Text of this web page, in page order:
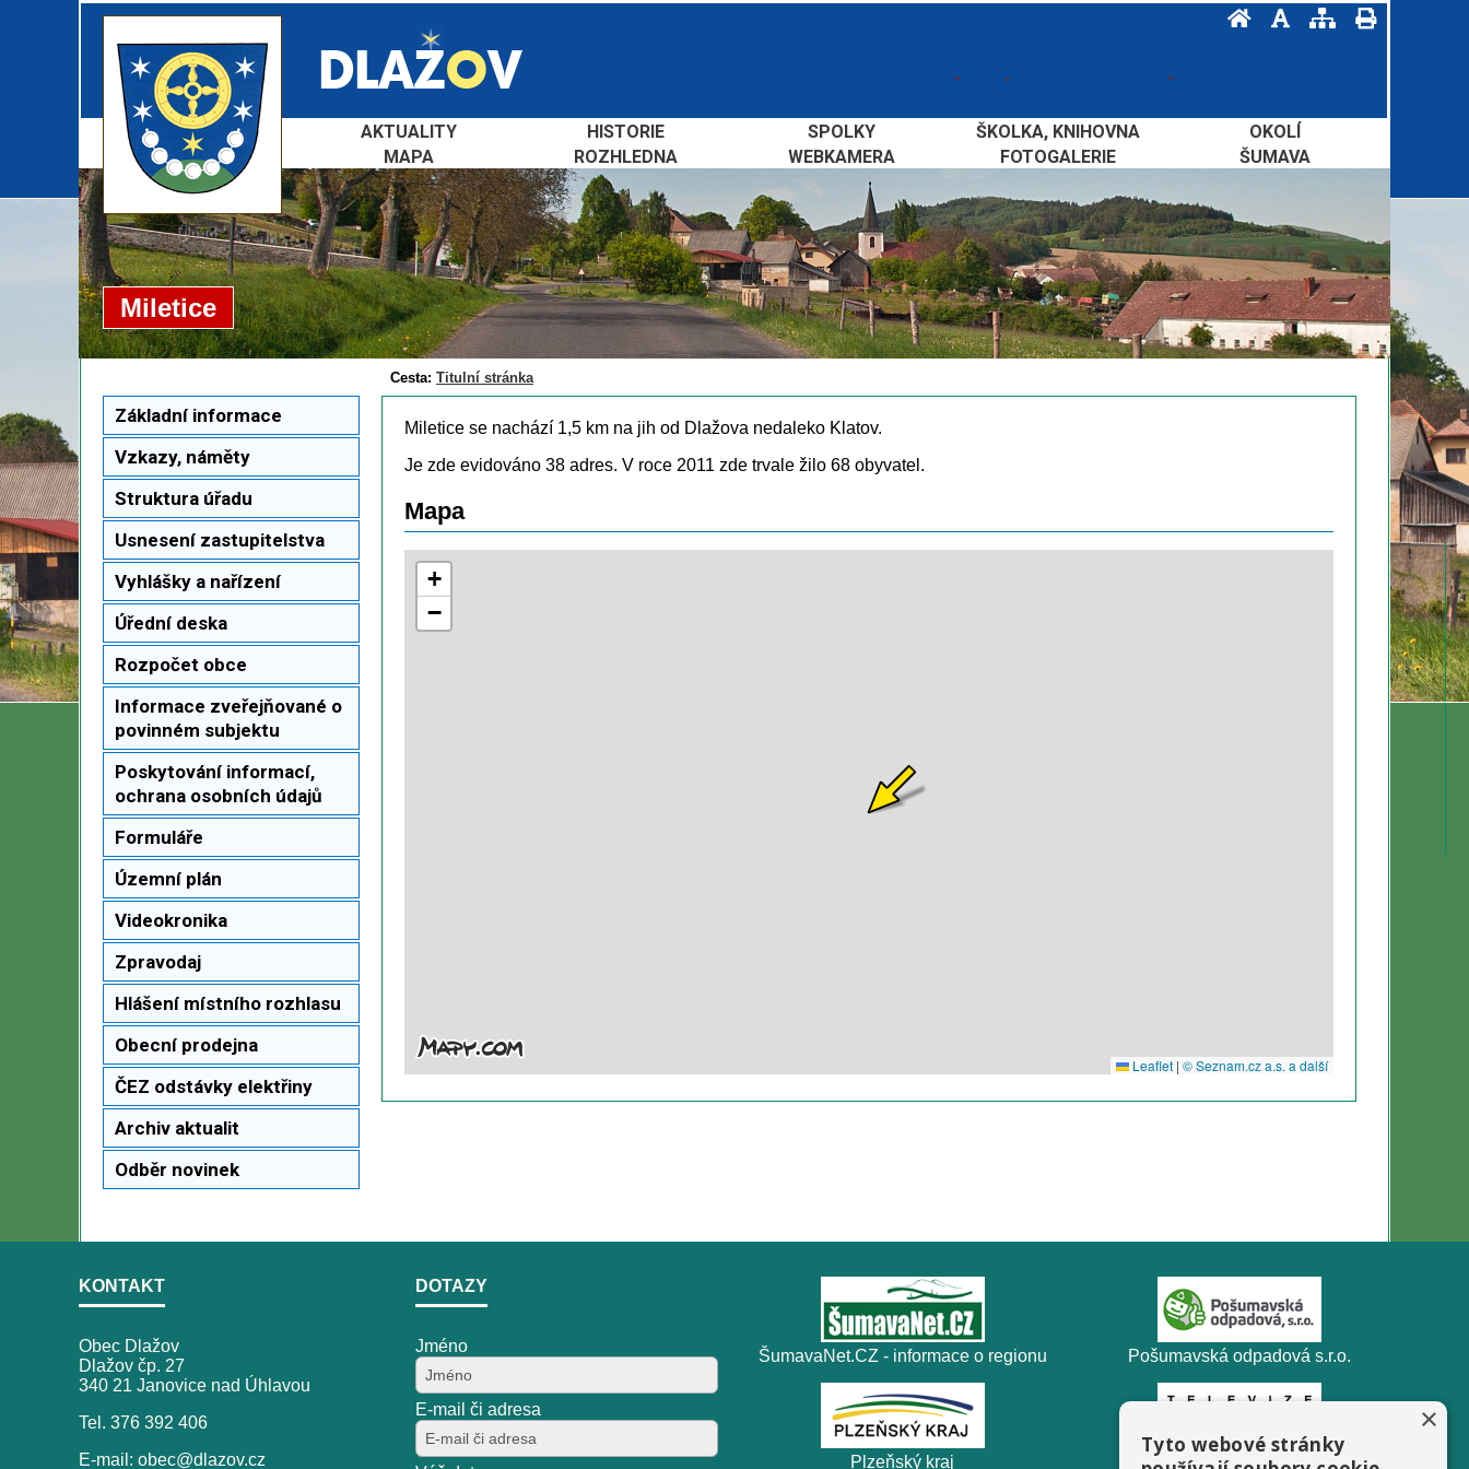
AKTUALITY HISTORIE SPOLKY ŠKOLKA, KNIHOVNA
OKOLÍ
MAPA
ROZHLEDNA WEBKAMERA FOTOGALERIE ŠUMAVA
Miletice
Cesta: Titulní stránka
Základní informace
Vzkazy, náměty
Struktura úřadu
Usnesení zastupitelstva
Vyhlášky a nařízení
Úřední deska
Rozpočet obce
Informace zveřejňované o
povinném subjektu
Poskytování informací,
ochrana osobních údajů
Formuláře
Územní plán
Videokronika
Zpravodaj
Hlášení místního rozhlasu
Obecní prodejna
ČEZ odstávky elektřiny
Archiv aktualit
Odběr novinek
Miletice se nachází 1,5 km na jih od Dlažova nedaleko Klatov.
Je zde evidováno 38 adres. V roce 2011 zde trvale žilo 68 obyvatel.
Mapa
KONTAKT
Obec Dlažov
Dlažov čp. 27
340 21 Janovice nad Úhlavou
Tel. 376 392 406
E-mail: obec@dlazov.cz
DOTAZY
Jméno
E-mail či adresa
ŠumavaNet.CZ - informace o regionu
Plzeňský kraj
Pošumavská odpadová s.r.o.
Televize FILMpro
×
Tyto webové stránky